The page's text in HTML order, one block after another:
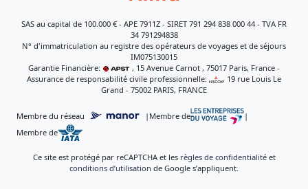
SAS au capital de 100.000 € - APE 7911Z - SIRET 791 294 838 000 44 - TVA FR
34 791294838
N° d'immatriculation au registre des opérateurs de voyages et de séjours
IM075130015
Garantie Financière:
, 15 Avenue Carnot , 75017 Paris, France -
Assurance de responsabilité civile professionnelle:
, 19 rue Louis Le
Grand - 75002 PARIS, FRANCE
Membre du réseau | Membre de
|
Membre de
Ce site est protégé par reCAPTCHA et les règles de confidentialitéet
conditions d’utilisation de Google s’appliquent.